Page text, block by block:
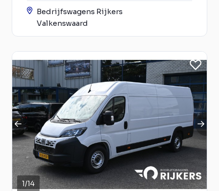
Bedrijfswagens Rijkers
Valkenswaard
1/14